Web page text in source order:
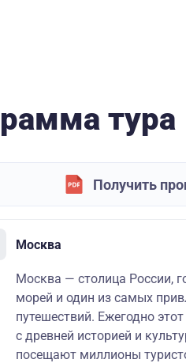
тура
Получить
Москва
Москва — столица России,
морей и один из самых
путешествий. Ежегодно
с древней историей и
посещают миллионы